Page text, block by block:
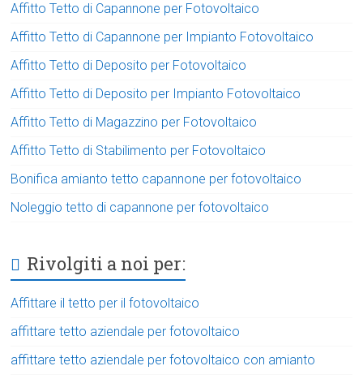
Affitto Tetto di Capannone per Fotovoltaico
Affitto Tetto di Capannone per Impianto Fotovoltaico
Affitto Tetto di Deposito per Fotovoltaico
Affitto Tetto di Deposito per Impianto Fotovoltaico
Affitto Tetto di Magazzino per Fotovoltaico
Affitto Tetto di Stabilimento per Fotovoltaico
Bonifica amianto tetto capannone per fotovoltaico
Noleggio tetto di capannone per fotovoltaico
Rivolgiti a noi per:
Affittare il tetto per il fotovoltaico
affittare tetto aziendale per fotovoltaico
affittare tetto aziendale per fotovoltaico con amianto